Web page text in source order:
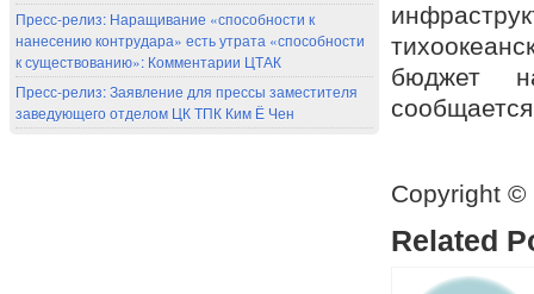
Пресс-релиз: Наращивание «способности к
нанесению контрудара» есть утрата «способности
к существованию»: Комментарии ЦТАК
Пресс-релиз: Заявление для прессы заместителя
заведующего отделом ЦК ТПК Ким Ё Чен
бюджет
Copyright ©
Related